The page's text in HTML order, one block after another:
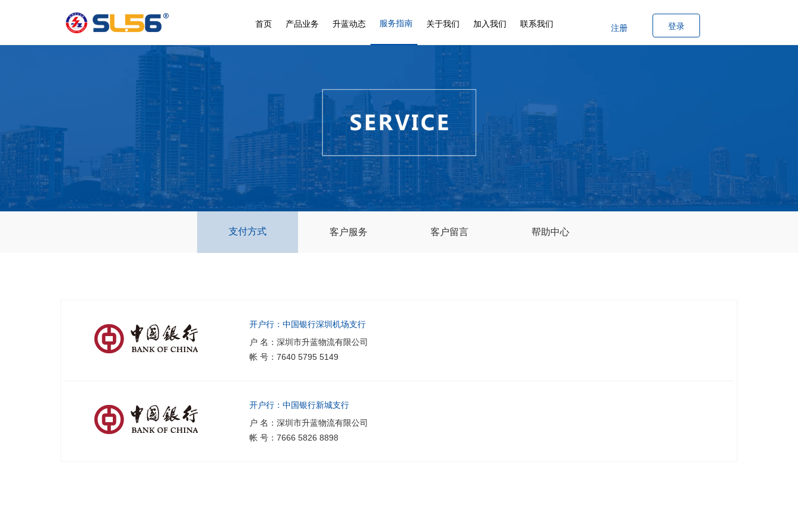
首页 产品业务 升蓝动态 服务指南 关于我们 加入我们 联系我们 注册 登录
支付方式 客户服务 客户留言 帮助中心
开户行：中国银行深圳机场支行
户 名：深圳市升蓝物流有限公司
帐 号：7640 5795 5149
开户行：中国银行新城支行
户 名：深圳市升蓝物流有限公司
帐 号：7666 5826 8898